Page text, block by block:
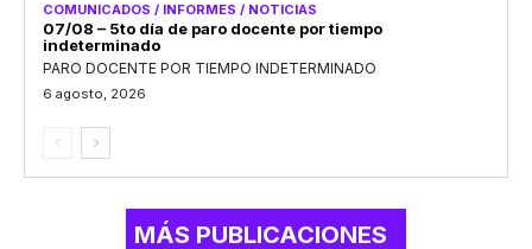
COMUNICADOS / INFORMES / NOTICIAS
07/08 – 5to día de paro docente por tiempo
indeterminado
PARO DOCENTE POR TIEMPO INDETERMINADO
6 agosto, 2026
MÁS PUBLICACIONES